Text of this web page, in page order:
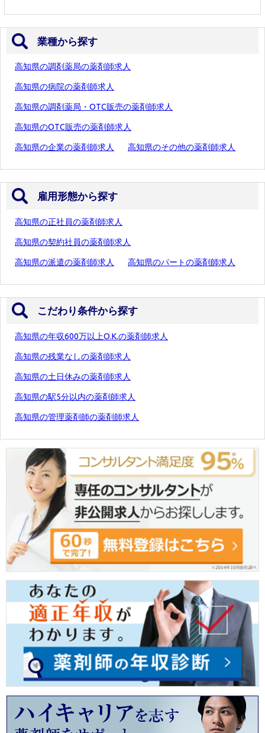
業種から探す
高知県の調剤薬局の薬剤師求人
高知県の病院の薬剤師求人
高知県の調剤薬局・OTC販売の薬剤師求人
高知県のOTC販売の薬剤師求人
高知県の企業の薬剤師求人 高知県のその他の薬剤師求人
雇用形態から探す
高知県の正社員の薬剤師求人
高知県の契約社員の薬剤師求人
高知県の派遣の薬剤師求人 高知県のパートの薬剤師求人
こだわり条件から探す
高知県の年収600万以上O.K.の薬剤師求人
高知県の残業なしの薬剤師求人
高知県の土日休みの薬剤師求人
高知県の駅5分以内の薬剤師求人
高知県の管理薬剤師の薬剤師求人